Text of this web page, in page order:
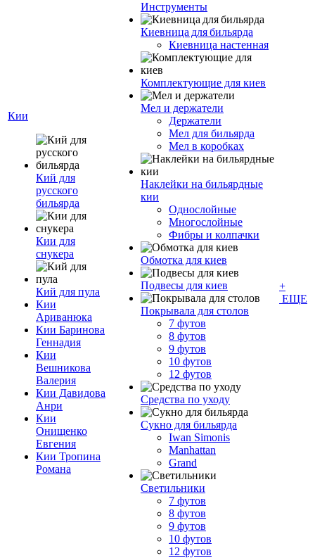
Кии
Кий для
русского
бильярда
Кии для
снукера
Кий для пула
Кии
Ариванюка
Кии Баринова
Геннадия
Кии
Вешникова
Валерия
Кии Давидова
Анри
Кии
Онищенко
Евгения
Кии Тропина
Романа
Инструменты
Киевница для бильярда
Киевница настенная
Комплектующие для киев
Мел и держатели
Держатели
Мел для бильярда
Мел в коробках
Наклейки на бильярдные
кии
Однослойные
Многослойные
Фибры и колпачки
Обмотка для киев
Подвесы для киев
Покрывала для столов
7 футов
8 футов
9 футов
10 футов
12 футов
Средства по уходу
Сукно для бильярда
Iwan Simonis
Manhattan
Grand
Светильники
7 футов
8 футов
9 футов
10 футов
12 футов
+
ЕЩЕ